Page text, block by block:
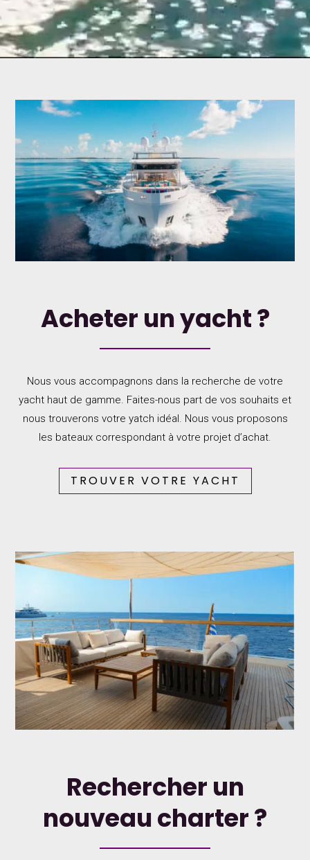
Acheter un yacht ?
Nous vous accompagnons dans la recherche de votre
yacht haut de gamme. Faites-nous part de vos souhaits et
nous trouverons votre yatch idéal. Nous vous proposons
les bateaux correspondant à votre projet d’achat.
TROUVER VOTRE YACHT
Rechercher un
nouveau charter ?